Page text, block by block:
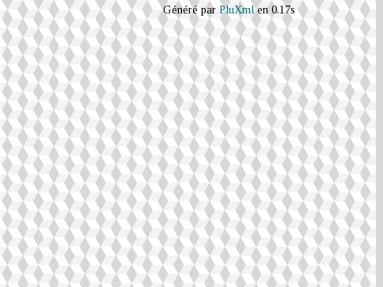
Généré par PluXmlen 0.17s